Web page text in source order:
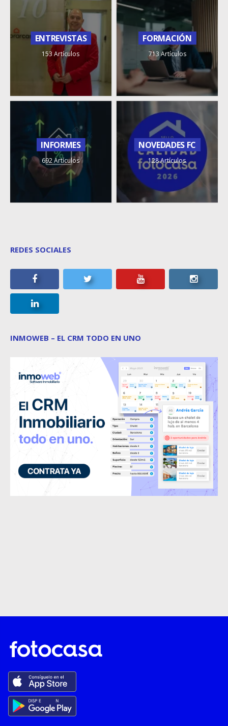
ENTREVISTAS
153 Artículos
FORMACIÓN
713 Artículos
INFORMES
692 Artículos
NOVEDADES FC
128 Artículos
REDES SOCIALES
INMOWEB – EL CRM TODO EN UNO